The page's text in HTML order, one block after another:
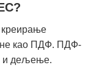
креирање
као ПДФ. ПДФ-
и дељење.